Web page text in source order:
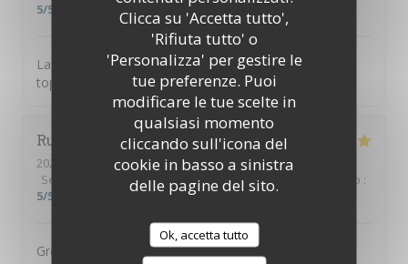
Clicca su 'Accetta tutto',
'Rifiuta tutto' o
'Personalizza' per gestire le
tue preferenze. Puoi
modificare le tue scelte in
qualsiasi momento
cliccando sull'icona del
cookie in basso a sinistra
delle pagine del sito.
Ok, accetta tutto
5/5
La tosca c’est une cuisine de qualité et une équipe au
top
Ruth
2026-08-04
- 19:00 - Ospiti 3
Servizio
Atmosfera: 5 /5 Cucina: 5/5 Qualità / Prezzo :
5/5
Great food, great service, great setting